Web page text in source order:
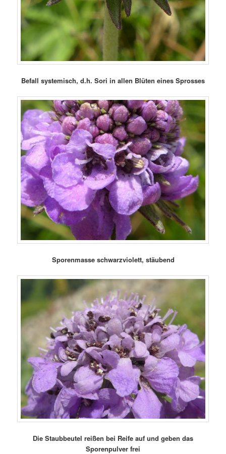
Befall systemisch, d.h. Sori in allen Blüten eines Sprosses
Sporenmasse schwarzviolett, stäubend
Die Staubbeutel reißen bei Reife auf und geben das
Sporenpulver frei